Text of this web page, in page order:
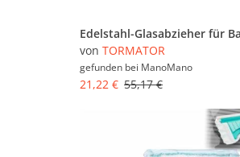
von TORMATOR
gefunden bei ManoMano
21,22 € 55,17 €